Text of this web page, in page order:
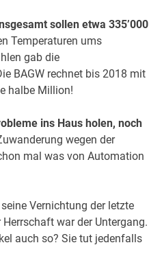
sollen etwa 335’000
Temperaturen ums
gab die
BAGW rechnet bis 2018 mit
halbe Million!
ins Haus holen, noch
wegen der
mal was von Automation
Vernichtung der letzte
war der Untergang.
auch so? Sie tut jedenfalls